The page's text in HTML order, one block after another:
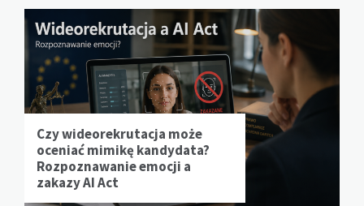
Czy wideorekrutacja może
oceniać mimikę kandydata?
Rozpoznawanie emocji a
zakazy AI Act